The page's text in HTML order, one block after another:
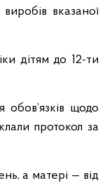
вказаної
дітям до 12-ти
обов’язків щодо
протокол за
а матері — від